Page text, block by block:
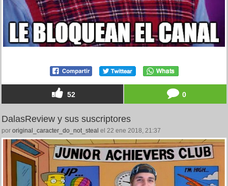
52 0
DalasReview y sus suscriptores
por original_caracter_do_not_steal el 22 ene 2018, 21:37